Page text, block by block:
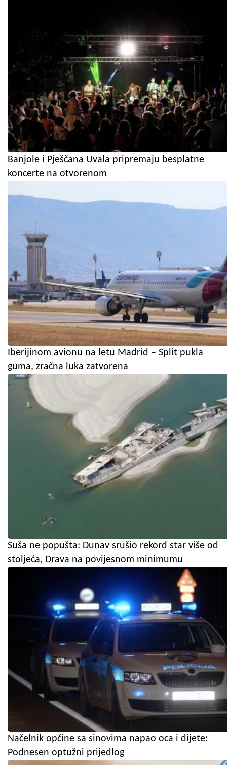
Banjole i Pješčana Uvala pripremaju besplatne
koncerte na otvorenom
Iberijinom avionu na letu Madrid – Split pukla
guma, zračna luka zatvorena
Suša ne popušta: Dunav srušio rekord star više od
stoljeća, Drava na povijesnom minimumu
Načelnik općine sa sinovima napao oca i dijete:
Podnesen optužni prijedlog